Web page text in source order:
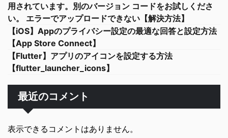
用されています。別のバージョン コードをお試しくださ
い。 エラーでアップロードできない【解決方法】
【iOS】Appのプライバシー設定の最適な回答と設定方法
【App Store Connect】
【Flutter】アプリのアイコンを設定する方法
【flutter_launcher_icons】
最近のコメント
表示できるコメントはありません。